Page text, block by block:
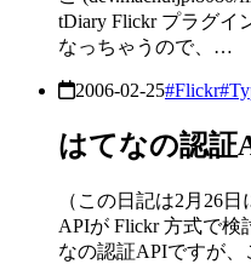
tDiary Flickr プラグイ
なっちゃうので、…
2006-02-25#Flickr
はてなの認証
（この日記は2月26
APIが Flickr 方式で検
なの認証APIですが